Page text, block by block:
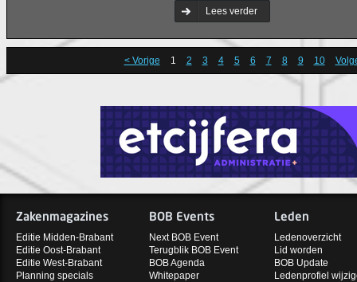
Lees verder
< Vorige 1 2 3 4 5 6 7 8 9 10
Zakenmagazines
Editie Midden-Brabant
Editie Oost-Brabant
Editie West-Brabant
Planning specials
BOB Events
Next BOB Event
Terugblik BOB Event
BOB Agenda
Whitepaper
Leden
Ledenoverzicht
Lid worden
BOB Update
Ledenprofiel